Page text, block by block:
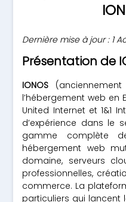
Dernière mise à jour : 1
Présentation de
IONOS
l’hébergement web en
United Internet et 1&1
d’expérience dans le
gamme complète
hébergement web
domaine, serveurs
professionnelles,
commerce. La
particuliers qui lancent